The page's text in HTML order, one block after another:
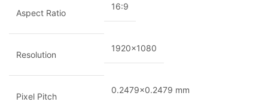
Aspect Ratio
16:9
Resolution
1920×1080
Pixel Pitch
0.2479×0.2479 mm